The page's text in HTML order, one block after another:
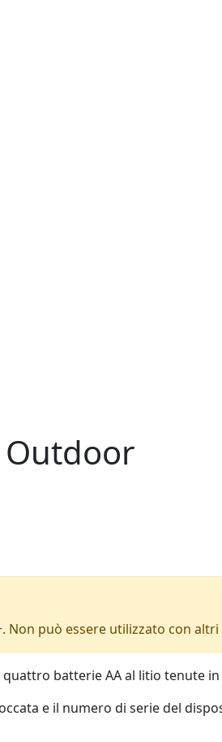
Outdoor
può essere utilizzato con
batterie AA al litio tenute
e il numero di serie del